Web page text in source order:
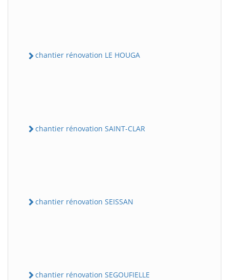
chantier rénovation LE HOUGA
chantier rénovation SAINT-CLAR
chantier rénovation SEISSAN
chantier rénovation SEGOUFIELLE